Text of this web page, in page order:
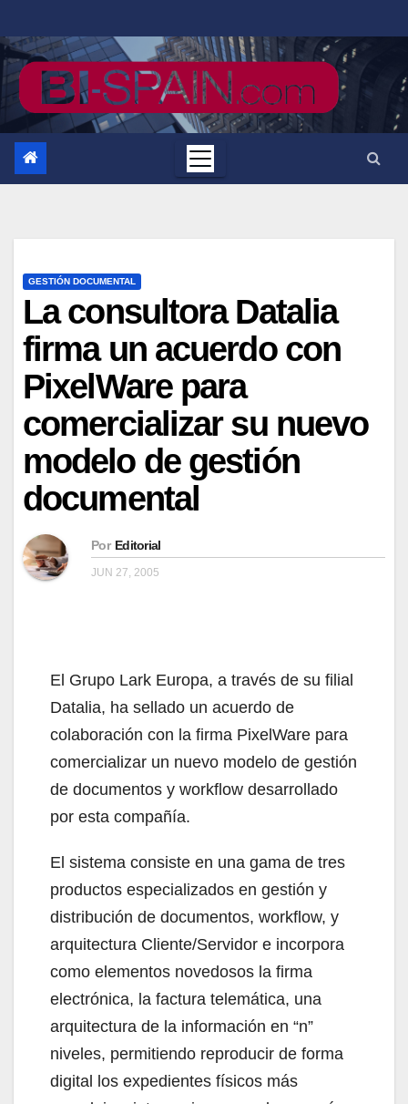
al
contenido
GESTIÓN DOCUMENTAL
La consultora Datalia
firma un acuerdo con
PixelWare para
comercializar su nuevo
modelo de gestión
documental
Por Editorial
JUN 27, 2005
El Grupo Lark Europa, a través de su filial
Datalia, ha sellado un acuerdo de
colaboración con la firma PixelWare para
comercializar un nuevo modelo de gestión
de documentos y workflow desarrollado
por esta compañía.
El sistema consiste en una gama de tres
productos especializados en gestión y
distribución de documentos, workflow, y
arquitectura Cliente/Servidor e incorpora
como elementos novedosos la firma
electrónica, la factura telemática, una
arquitectura de la información en “n”
niveles, permitiendo reproducir de forma
digital los expedientes físicos más